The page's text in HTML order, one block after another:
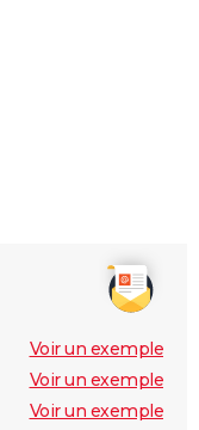
Voir un exemple
Voir un exemple
Voir un exemple